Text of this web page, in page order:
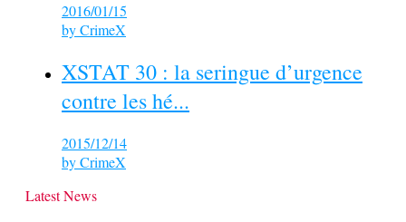
2016/01/15
byCrimeX
XSTAT 30 : la seringue d’urgence
contre les hé...
2015/12/14
byCrimeX
Latest News